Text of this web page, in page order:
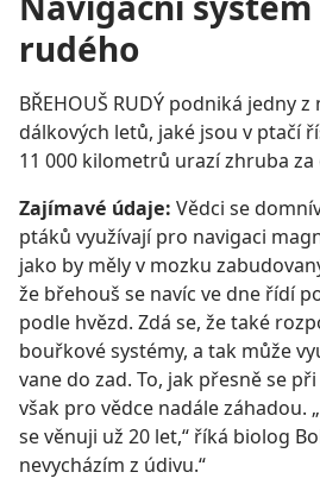
rudého
BŘEHOUŠ RUDÝ podniká jedny
dálkových letů, jaké jsou v ptačí
11 000 kilometrů urazí zhruba za
Zajímavé údaje: Vědci se
ptáků využívají pro navigaci
jako by měly v mozku
že břehouš se navíc ve dne řídí
podle hvězd. Zdá se, že také
bouřkové systémy, a tak může
vane do zad. To, jak přesně se
však pro vědce nadále záhadou.
se věnuji už 20 let,“ říká biolog
nevycházím z údivu.“